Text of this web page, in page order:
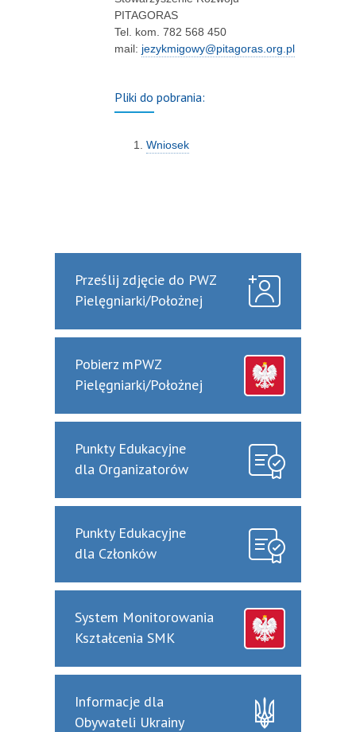
PITAGORAS
Tel. kom. 782 568 450
mail: jezykmigowy@pitagoras.org.pl
Pliki do pobrania:
Wniosek
Prześlij zdjęcie do PWZ
Pielęgniarki/Położnej
Pobierz mPWZ
Pielęgniarki/Położnej
Punkty Edukacyjne
dla Organizatorów
Punkty Edukacyjne
dla Członków
System Monitorowania
Kształcenia SMK
Informacje dla
Obywateli Ukrainy